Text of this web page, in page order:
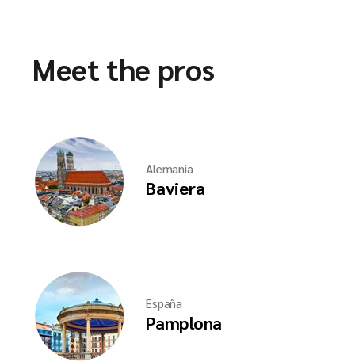
Meet the pros
Alemania
Baviera
España
Pamplona